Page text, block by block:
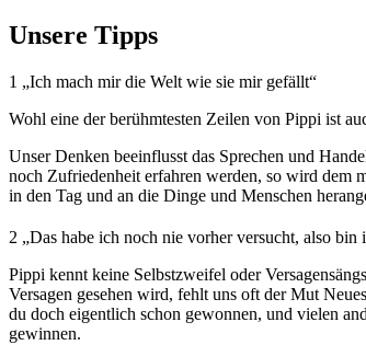
Unsere Tipps
1 „Ich mach mir die Welt wie sie mir gefällt“
Wohl eine der berühmtesten Zeilen von Pippi ist
Unser Denken beeinflusst das Sprechen und
noch Zufriedenheit erfahren werden, so wird dem
in den Tag und an die Dinge und Menschen
2 „Das habe ich noch nie vorher versucht, also bin
Pippi kennt keine Selbstzweifel oder
Versagen gesehen wird, fehlt uns oft der Mut
du doch eigentlich schon gewonnen, und vielen
gewinnen.